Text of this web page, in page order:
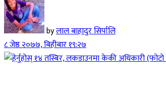
byलाल बाहादुर सिर्पालि
८ जेष्ठ २०७७, बिहीबार १९:२७